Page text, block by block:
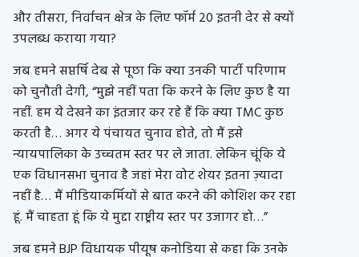
और तीसरा, निर्वाचन क्षेत्र के लिए फॉर्म 20 इतनी देर से क्यों
उपलब्ध कराया गया?
जब हमने सप्तर्षि देब से पूछा कि क्या उनकी पार्टी परिणाम
को चुनौती देगी, “मुझे नहीं पता कि करने के लिए कुछ है या
नहीं. हम ये देखने का इंतजार कर रहे हैं कि क्या TMC कुछ
करती है… अगर ये पंचायत चुनाव होते, तो मैं इसे
न्यायपालिका के उच्चतम स्तर पर ले जाता. लेकिन चूंकि ये
एक विधानसभा चुनाव है जहां मेरा वोट शेयर इतना ज़्यादा
नहीं है… मैं मीडियाकर्मियों से बात करने की कोशिश कर रहा
हूं. मैं चाहता हूं कि ये मुद्दा राष्ट्रीय स्तर पर उजागर हो…”
जब हमने BJP विधायक पीयूष कनोडिया से कहा कि उनके